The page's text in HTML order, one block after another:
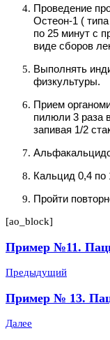
Проведение
Остеон-1 (
по 25 минут с
виде сборов
Выполнять
физкультуры.
Прием
пилюли 3 раза
запивая 1/2
Кальцид 0,4 по
Пройти
[ao_block]
Пример №11.
Предыдущий
Пример № 13.
Далее